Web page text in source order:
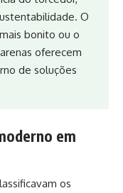
O
bonito ou o
oferecem
de soluções
em
os